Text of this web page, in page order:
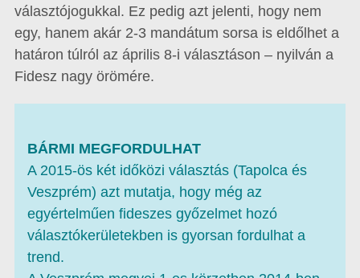
választójogukkal. Ez pedig azt jelenti, hogy nem
egy, hanem akár 2-3 mandátum sorsa is eldőlhet a
határon túlról az április 8-i választáson – nyilván a
Fidesz nagy örömére.
BÁRMI MEGFORDULHAT
A 2015-ös két időközi választás (Tapolca és
Veszprém) azt mutatja, hogy még az
egyértelműen fideszes győzelmet hozó
választókerületekben is gyorsan fordulhat a
trend.